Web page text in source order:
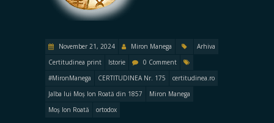
November 21, 2024 Miron Manega
Arhiva
Certitudinea print
Istorie
0 Comment
#MironManega
CERTITUDINEA Nr. 175
certitudinea.ro
Jalba lui Moș Ion Roată din 1857
Miron Manega
Moș Ion Roată
ortodox